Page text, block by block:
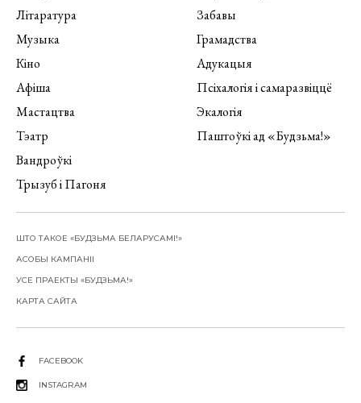
Літаратура
Музыка
Кіно
Афіша
Мастацтва
Тэатр
Вандроўкі
Трызуб і Пагоня
Забавы
Грамадства
Адукацыя
Псіхалогія і самаразвіццё
Экалогія
Паштоўкі ад «Будзьма!»
ШТО ТАКОЕ «БУДЗЬМА БЕЛАРУСАМІ!»
АСОБЫ КАМПАНІІ
УСЕ ПРАЕКТЫ «БУДЗЬМА!»
КАРТА САЙТА
FACEBOOK
INSTAGRAM